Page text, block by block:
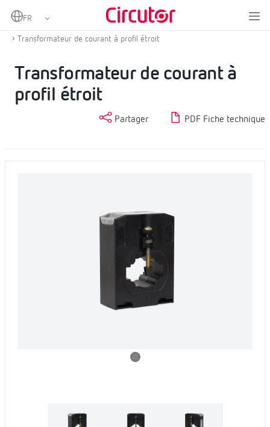
Home
Transformateurs de courant et shunts
Transformateur de courant à profil étroit
Transformateur de courant à
profil étroit
Partager PDF Fiche technique